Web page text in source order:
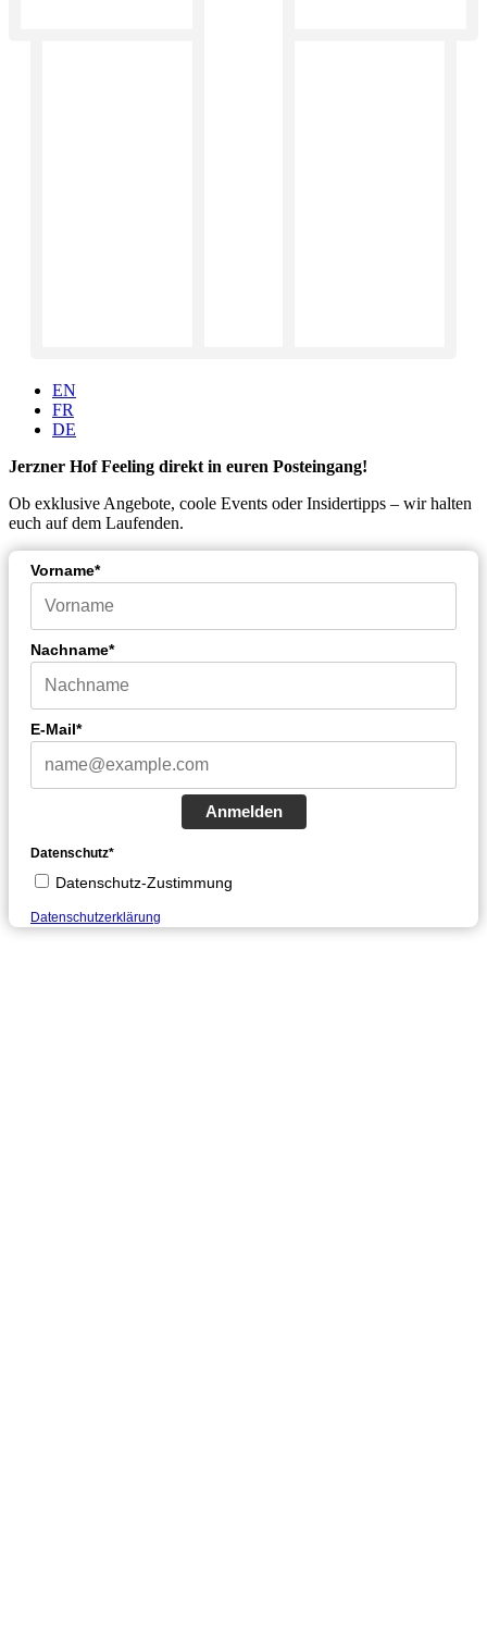
EN
FR
DE
Jerzner Hof Feeling direkt in euren Posteingang!
Ob exklusive Angebote, coole Events oder Insidertipps – wir halten
euch auf dem Laufenden.
Vorname*
Nachname*
E-Mail*
Anmelden
Datenschutz*
Datenschutz-Zustimmung
Datenschutzerklärung